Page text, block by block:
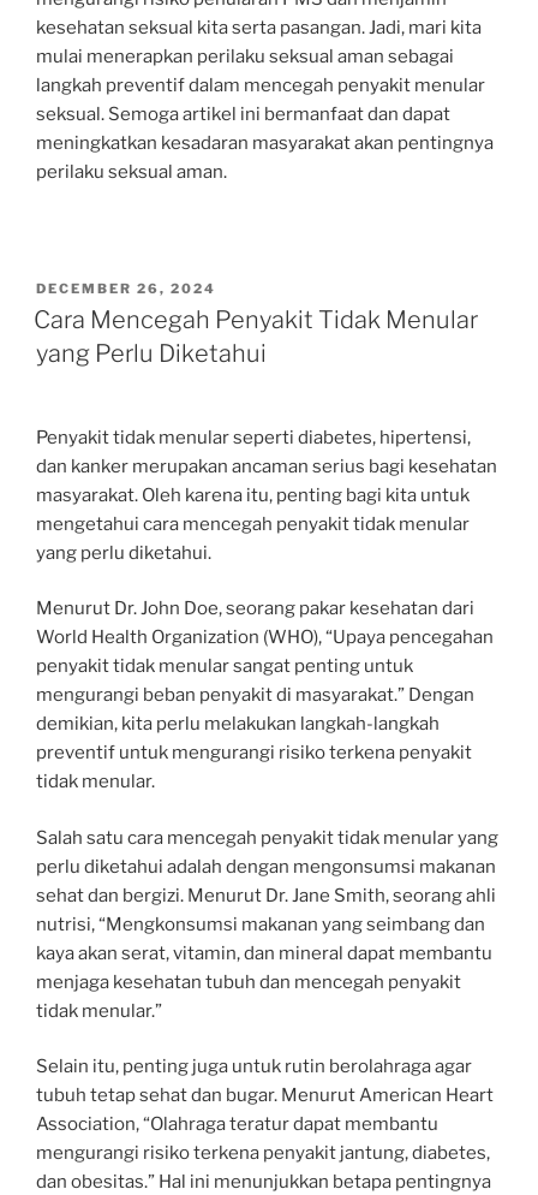
kesehatan seksual kita serta pasangan. Jadi, mari kita
mulai menerapkan perilaku seksual aman sebagai
langkah preventif dalam mencegah penyakit menular
seksual. Semoga artikel ini bermanfaat dan dapat
meningkatkan kesadaran masyarakat akan pentingnya
perilaku seksual aman.
POSTED
ON
DECEMBER 26, 2024
Cara Mencegah Penyakit Tidak Menular
yang Perlu Diketahui
Penyakit tidak menular seperti diabetes, hipertensi,
dan kanker merupakan ancaman serius bagi kesehatan
masyarakat. Oleh karena itu, penting bagi kita untuk
mengetahui cara mencegah penyakit tidak menular
yang perlu diketahui.
Menurut Dr. John Doe, seorang pakar kesehatan dari
World Health Organization (WHO), “Upaya pencegahan
penyakit tidak menular sangat penting untuk
mengurangi beban penyakit di masyarakat.” Dengan
demikian, kita perlu melakukan langkah-langkah
preventif untuk mengurangi risiko terkena penyakit
tidak menular.
Salah satu cara mencegah penyakit tidak menular yang
perlu diketahui adalah dengan mengonsumsi makanan
sehat dan bergizi. Menurut Dr. Jane Smith, seorang ahli
nutrisi, “Mengkonsumsi makanan yang seimbang dan
kaya akan serat, vitamin, dan mineral dapat membantu
menjaga kesehatan tubuh dan mencegah penyakit
tidak menular.”
Selain itu, penting juga untuk rutin berolahraga agar
tubuh tetap sehat dan bugar. Menurut American Heart
Association, “Olahraga teratur dapat membantu
mengurangi risiko terkena penyakit jantung, diabetes,
dan obesitas.” Hal ini menunjukkan betapa pentingnya